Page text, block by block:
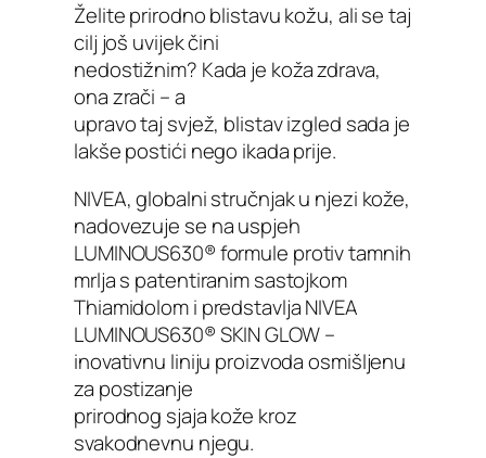
Želite prirodno blistavu kožu, ali se taj
cilj još uvijek čini
nedostižnim? Kada je koža zdrava,
ona zrači – a
upravo taj svjež, blistav izgled sada je
lakše postići nego ikada prije.
NIVEA, globalni stručnjak u njezi kože,
nadovezuje se na uspjeh
LUMINOUS630® formule protiv tamnih
mrlja s patentiranim sastojkom
Thiamidolom i predstavlja NIVEA
LUMINOUS630® SKIN GLOW –
inovativnu liniju proizvoda osmišljenu
za postizanje
prirodnog sjaja kože kroz
svakodnevnu njegu.